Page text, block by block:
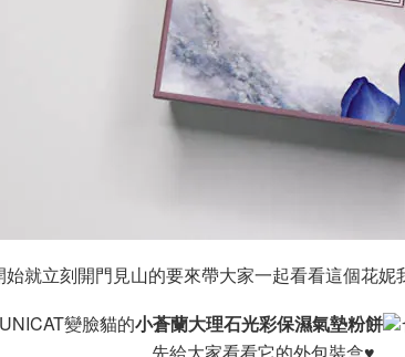
就立刻開門見山的要來帶大家一起看看這個花妮
UNICAT變臉貓的小蒼蘭大理石光彩保濕氣墊粉餅
先給大家看看它的外包裝盒♥